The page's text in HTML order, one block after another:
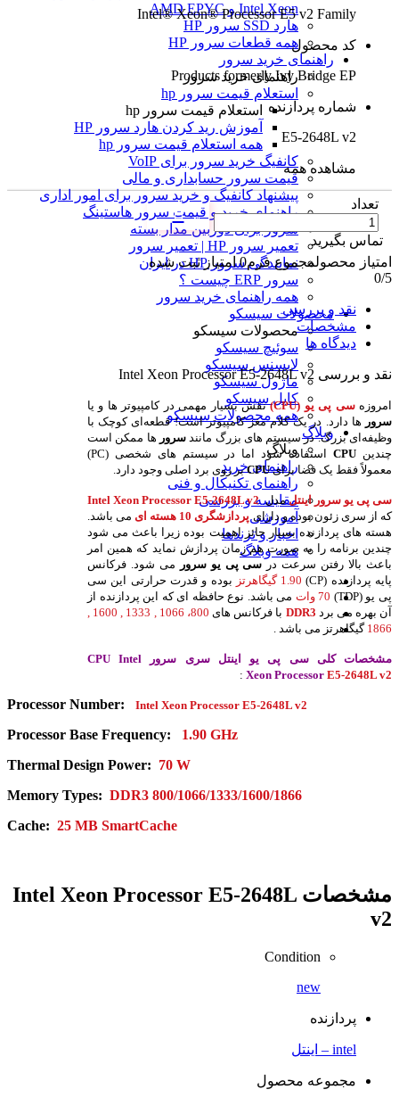
Intel Xeon و AMD EPYC
هارد SSD سرور HP
همه قطعات سرور HP
راهنمای خرید سرور
راهنمای خرید سرور
استعلام قیمت سرور hp
استعلام قیمت سرور hp
آموزش ريد كردن هارد سرور HP
همه استعلام قیمت سرور hp
کانفیگ خرید سرور برای VoIP
قیمت سرور حسابداری و مالی
پیشنهاد کانفیگ و خرید سرور برای امور اداری
راهنمای خرید و قیمت سرور هاستینگ
سرور برای دوربین مدار بسته
تعمیر سرور HP | تعمیر سرور
نمایندگی سرور HP در ایران
سرور ERP چیست ؟
همه راهنمای خرید سرور
محصولات سیسکو
محصولات سیسکو
سوئیچ سیسکو
لایسنس سیسکو
ماژول سیسکو
کابل سیسکو
همه محصولات سیسکو
وبلاگ
وبلاگ
راهنمای خرید
راهنمای تکنیکال و فنی
مقایسه و بررسی
آموزشی
اخبار و ترندها
همه وبلاگ
Intel® Xeon® Processor E5 v2 Family
کد محصول
Products formerly Ivy Bridge EP
شماره پردازنده
E5-2648L v2
مشاهده همه
تعداد
تماس بگیرید
امتیاز محصولمجموع فرم0امتیاز ثبت شده
0/5
نقد و بررسی
مشخصات
دیدگاه ها
نقد و بررسی
امروزهسی پی یو (CPU)
نقش بسیار مهمی در کامپیوتر ها و یا
سرور ها دارد. در یک کلام مغز کامپیوتر است! قطعه‌ای کوچک با
وظیفه‌ای بزرگ.در سیستم‌ های بزرگ مانندسرور ها ممکن است
چندین CPU
استفاده شود اما در سیستم های شخصی (PC)
معمولاً فقط یک فضا برایCPUبر روی برد اصلی وجود دارد.
سی پی یو سرور اینتلمدل Intel Xeon Processor E5-2648L v2
که از سری زئون بوده و دارای پردازشگری 10 هسته ای
می باشد.
هسته های پردازنده بسیار حائز اهمیت بوده زیرا باعث می شود
چندین برنامه را به صورت هم زمان پردازش نماید که همین امر
باعث بالا رفتن سرعت در سی پی یو سرور
می شود. فرکانس
پایه پردازنده (CP)
1.90 گیگاهرتز
بوده و قدرت حرارتی این سی
پی یو (TDP)
70 وات
می باشد. نوع حافظه ای که این پردازنده از
آن بهره می برد DDR3 با فرکانس های
1866 گیگاهرتز می باشد .
مشخصات کلی سی پی یو اینتل
سری سرور CPU Intel
Xeon Processor E5-2648L v2
:
Processor Number: Intel Xeon Processor E5-2648L v2
Processor Base Frequency:
1.90 GHz
Thermal Design Power: 70 W
Memory Types: DDR3 800/1066/1333/1600/1866
Cache: 25 MB SmartCache
مشخصات Intel Xeon Processor E5-2648L
v2
Condition
new
پردازنده
intel – اینتل
مجموعه محصول